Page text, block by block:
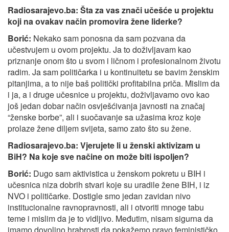
Radiosarajevo.ba: Šta za vas znači učešće u projektu
koji na ovakav način promovira žene liderke?
Borić: Nekako sam ponosna da sam pozvana da
učestvujem u ovom projektu. Ja to doživljavam kao
priznanje onom što u svom i ličnom i profesionalnom životu
radim. Ja sam političarka i u kontinuitetu se bavim ženskim
pitanjima, a to nije baš politički profitabilna priča. Mislim da
i ja, a i druge učesnice u projektu, doživljavamo ovo kao
još jedan dobar način osvješćivanja javnosti na značaj
“ženske borbe”, ali i suočavanje sa užasima kroz koje
prolaze žene diljem svijeta, samo zato što su žene.
Radiosarajevo.ba: Vjerujete li u ženski aktivizam u
BiH? Na koje sve načine on može biti ispoljen?
Borić: Dugo sam aktivistica u ženskom pokretu u BIH i
učesnica niza dobrih stvari koje su uradile žene BIH, i iz
NVO i političarke. Dostigle smo jedan zavidan nivo
institucionalne ravnopravnosti, ali i otvoriti mnoge tabu
teme i mislim da je to vidljivo. Međutim, nisam sigurna da